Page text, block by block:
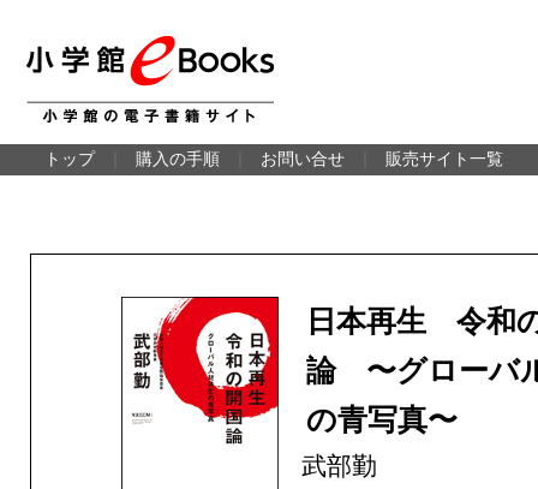
トップ 購入の手順 お問い合せ 販売サイト一覧
日本再生 令和
論 〜グローバ
の青写真〜
武部勤